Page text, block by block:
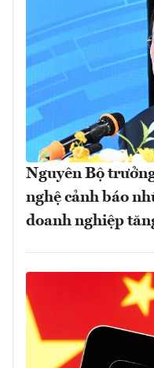
Nguyên Bộ
nghệ cảnh báo
doanh nghiệp